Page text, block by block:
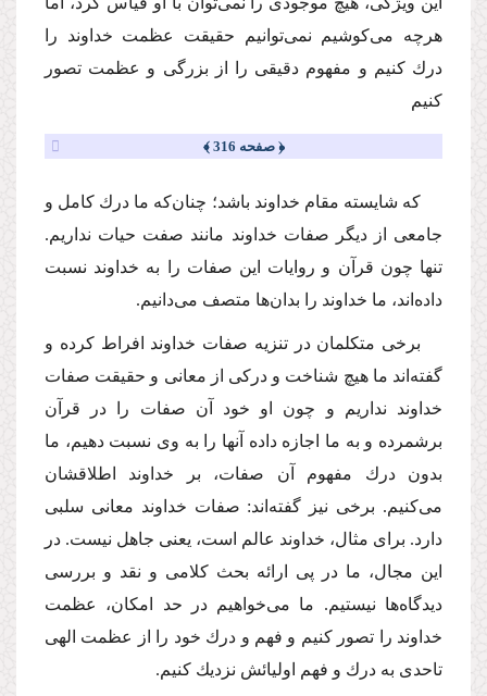
هرچه می‌كوشیم نمی‌توانیم حقیقت عظمت خداوند را
درك كنیم و مفهوم دقیقی را از بزرگی و عظمت تصور
كنیم
﴿ صفحه 316 ﴾
كه شایسته مقام خداوند باشد؛ چنان‌که ما درك كامل و
جامعی از دیگر صفات خداوند مانند صفت حیات نداریم.
تنها چون قرآن و روایات این صفات را به خداوند نسبت
داده‌اند، ما خداوند را بدان‌ها متصف می‌دانیم.
برخی متكلمان در تنزیه صفات خداوند افراط كرده و
گفته‌اند ما هیچ شناخت و دركی از معانی و حقیقت صفات
خداوند نداریم و چون او خود آن صفات را در قرآن
برشمرده و به ما اجازه داده آنها را به وی نسبت دهیم، ما
بدون درك مفهوم آن صفات، بر خداوند اطلاقشان
می‌كنیم. برخی نیز گفته‌اند: صفات خداوند معانی سلبی
دارد. برای مثال، خداوند عالم است، یعنی جاهل نیست. در
این مجال، ما در پی ارائه بحث كلامی و نقد و بررسی
دیدگاه‌ها نیستیم. ما می‌خواهیم در حد امكان،‌ عظمت
خداوند را تصور كنیم و فهم و درك خود را از عظمت الهی
تاحدی به درك و فهم اولیائش نزدیك كنیم.